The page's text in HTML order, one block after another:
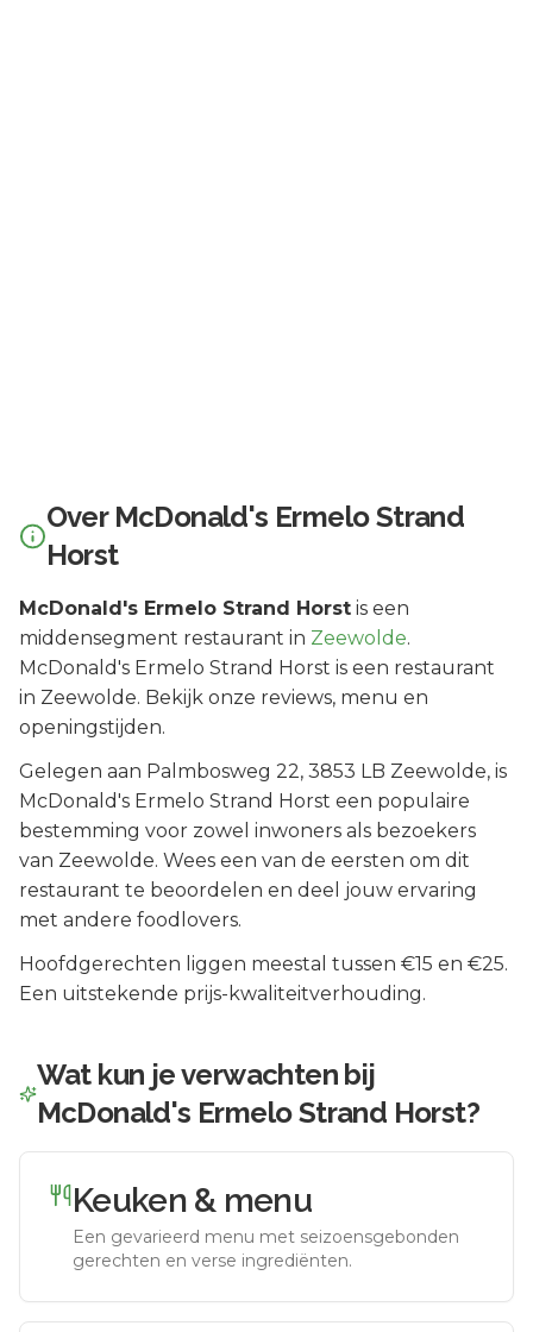
Over McDonald's Ermelo Strand
Horst
McDonald's Ermelo Strand Horst is een
middensegment restaurant in Zeewolde.
McDonald's Ermelo Strand Horst is een restaurant
in Zeewolde. Bekijk onze reviews, menu en
openingstijden.
Gelegen aan Palmbosweg 22, 3853 LB Zeewolde, is
McDonald's Ermelo Strand Horst een populaire
bestemming voor zowel inwoners als bezoekers
van Zeewolde. Wees een van de eersten om dit
restaurant te beoordelen en deel jouw ervaring
met andere foodlovers.
Hoofdgerechten liggen meestal tussen €15 en €25.
Een uitstekende prijs-kwaliteitverhouding.
Wat kun je verwachten bij
McDonald's Ermelo Strand Horst?
Keuken & menu
Een gevarieerd menu met seizoensgebonden
gerechten en verse ingrediënten.